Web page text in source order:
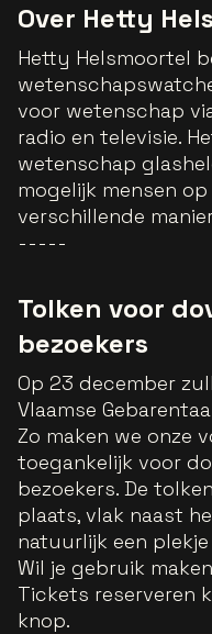
Over Hetty
Hetty Helsmoortel
voor wetenschap
radio en televisie.
wetenschap
mogelijk mensen
verschillende
-----
Tolken voor
bezoekers
Op 23 december
Vlaamse
Zo maken we onze
toegankelijk voor
bezoekers. De
plaats, vlak naast
natuurlijk een
Wil je gebruik
Tickets reserveren
knop.